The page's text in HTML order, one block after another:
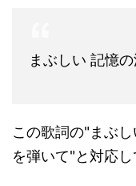
まぶしい 記憶
この歌詞の"まぶ
を弾いて"と対応し